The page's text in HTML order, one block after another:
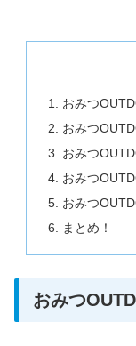
おみつ
おみつ
おみつ
おみつ
おみつ
まとめ！
おみつ